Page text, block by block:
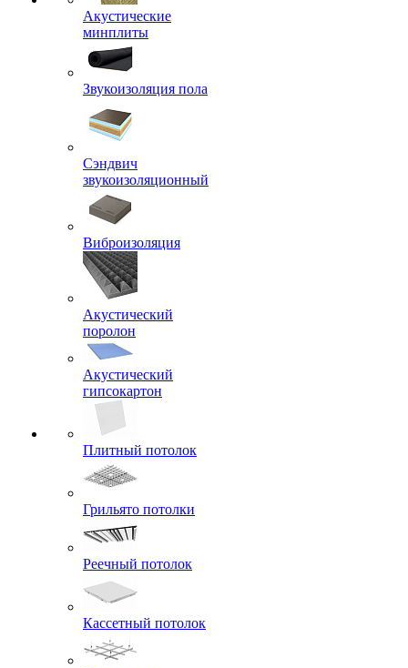
Акустические
минплиты
Звукоизоляция пола
Сэндвич
звукоизоляционный
Виброизоляция
Акустический
поролон
Акустический
гипсокартон
Плитный потолок
Грильято потолки
Реечный потолок
Кассетный потолок